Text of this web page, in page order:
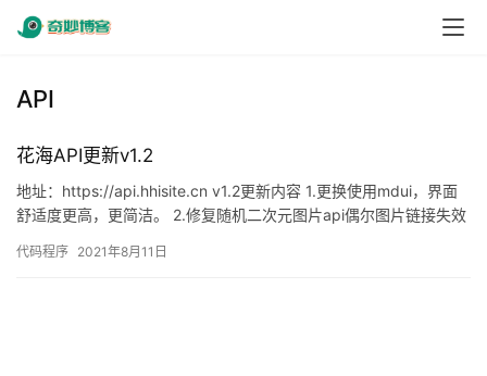
API
花海API更新v1.2
地址：https://api.hhisite.cn v1.2更新内容 1.更换使用mdui，界面
舒适度更高，更简洁。 2.修复随机二次元图片api偶尔图片链接失效
代码程序 2021年8月11日